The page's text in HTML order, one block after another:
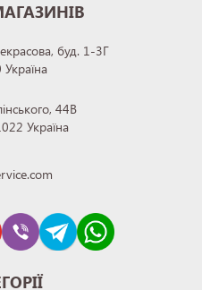
буд. 1-3Г
44В
Україна